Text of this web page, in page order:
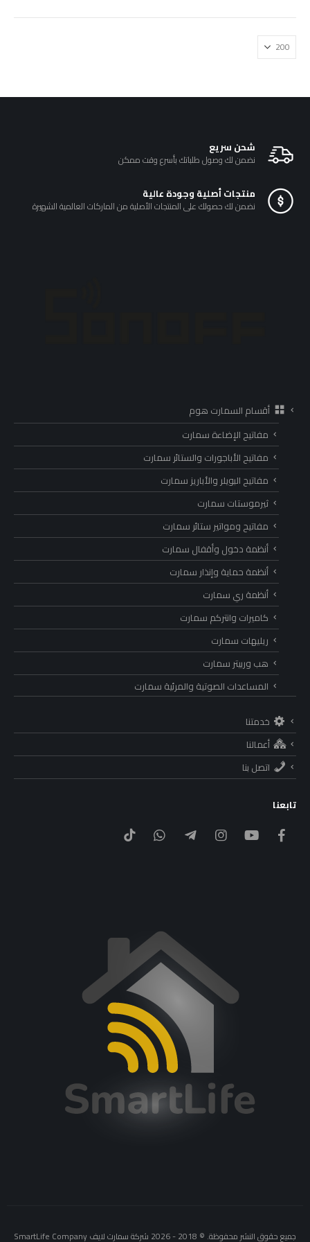
شحن سريع
نضمن لك وصول طلباتك بأسرع وقت ممكن
منتجات أصلية وجودة عالية
نضمن لك حصولك على المنتجات الأصلية من الماركات العالمية الشهيرة
أقسام السمارت هوم
مفاتيح الإضاءة سمارت
مفاتيح الأباجورات والستائر سمارت
مفاتيح البويلر والأباريز سمارت
ثيرموستات سمارت
مفاتيح ومواتير ستائر سمارت
أنظمة دخول وأقفال سمارت
أنظمة حماية وإنذار سمارت
أنظمة ري سمارت
كاميرات وانتركم سمارت
ريليهات سمارت
هب وربيتر سمارت
المساعدات الصوتية والمرئية سمارت
خدمتنا
أعمالنا
اتصل بنا
تابعنا
جميع حقوق النشر محفوظة. © 2018 - 2026 شركة سمارت لايف SmartLife Company